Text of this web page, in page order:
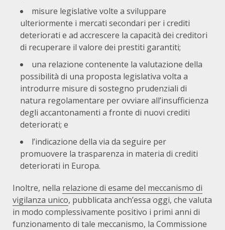
misure legislative volte a sviluppare
ulteriormente i mercati secondari per i crediti
deteriorati e ad accrescere la capacità dei creditori
di recuperare il valore dei prestiti garantiti;
una relazione contenente la valutazione della
possibilità di una proposta legislativa volta a
introdurre misure di sostegno prudenziali di
natura regolamentare per ovviare all’insufficienza
degli accantonamenti a fronte di nuovi crediti
deteriorati; e
l’indicazione della via da seguire per
promuovere la trasparenza in materia di crediti
deteriorati in Europa.
Inoltre, nella relazione di esame del meccanismo di
vigilanza unico, pubblicata anch’essa oggi, che valuta
in modo complessivamente positivo i primi anni di
funzionamento di tale meccanismo, la Commissione